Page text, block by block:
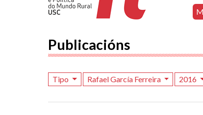
Publicacións
Tipo Rafael García Ferreira 2016